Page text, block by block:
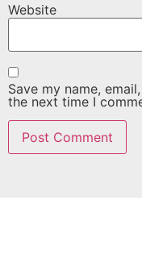
Website
Save my name,
the next time I